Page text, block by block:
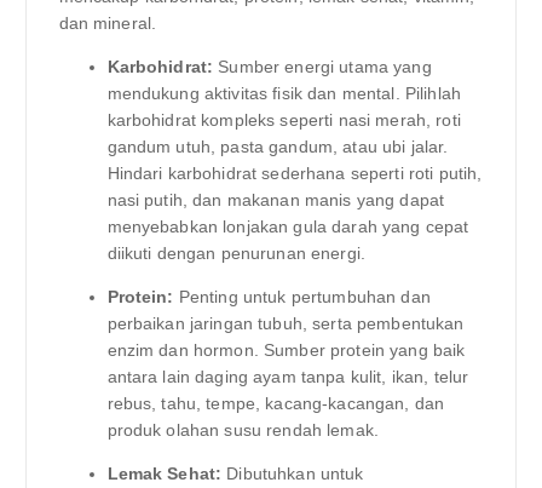
dan mineral.
Karbohidrat: Sumber energi utama yang
mendukung aktivitas fisik dan mental. Pilihlah
karbohidrat kompleks seperti nasi merah, roti
gandum utuh, pasta gandum, atau ubi jalar.
Hindari karbohidrat sederhana seperti roti putih,
nasi putih, dan makanan manis yang dapat
menyebabkan lonjakan gula darah yang cepat
diikuti dengan penurunan energi.
Protein: Penting untuk pertumbuhan dan
perbaikan jaringan tubuh, serta pembentukan
enzim dan hormon. Sumber protein yang baik
antara lain daging ayam tanpa kulit, ikan, telur
rebus, tahu, tempe, kacang-kacangan, dan
produk olahan susu rendah lemak.
Lemak Sehat: Dibutuhkan untuk